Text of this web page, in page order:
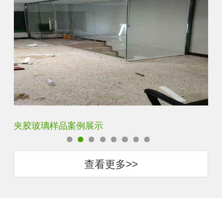
夹胶玻璃样品案例展示
查看更多>>